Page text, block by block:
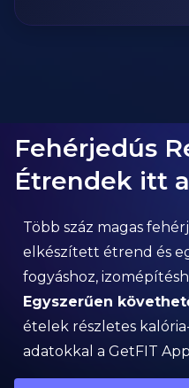
Fehérjedús
Étrendek itt
Több száz magas
elkészített étrend és
fogyáshoz,
Egyszerűen
ételek részletes
adatokkal a GetFIT